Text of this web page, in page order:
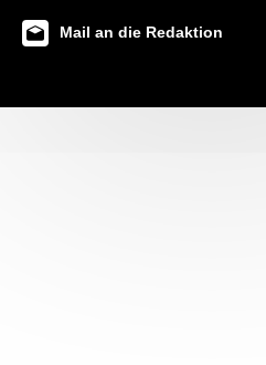
Mail an die Redaktion